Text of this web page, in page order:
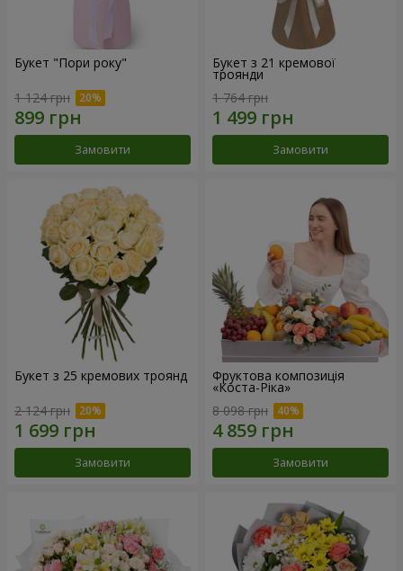
Букет "Пори року"
1 124 грн
Замовити
Букет з 21 кремової
троянди
1 764 грн
Замовити
Букет з 25 кремових троянд
2 124 грн
Замовити
Фруктова композиція
«Коста-Ріка»
8 098 грн
Замовити